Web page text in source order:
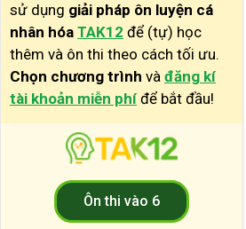
sử dụng giải pháp ôn luyện cá
nhân hóa TAK12 để (tự) học
thêm và ôn thi theo cách tối ưu.
Chọn chương trình và đăng kí
tài khoản miễn phí để bắt đầu!
Ôn thi vào 6